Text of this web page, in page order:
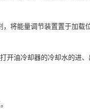
将能量调节装置置于加载
开油冷却器的冷却水的进